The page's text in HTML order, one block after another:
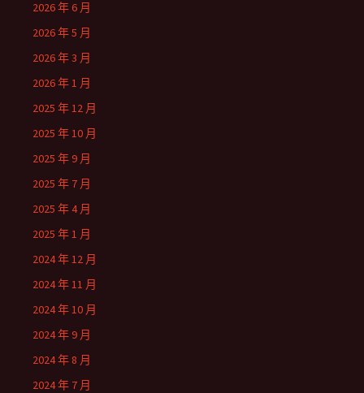
2026 年 6 月
2026 年 5 月
2026 年 3 月
2026 年 1 月
2025 年 12 月
2025 年 10 月
2025 年 9 月
2025 年 7 月
2025 年 4 月
2025 年 1 月
2024 年 12 月
2024 年 11 月
2024 年 10 月
2024 年 9 月
2024 年 8 月
2024 年 7 月